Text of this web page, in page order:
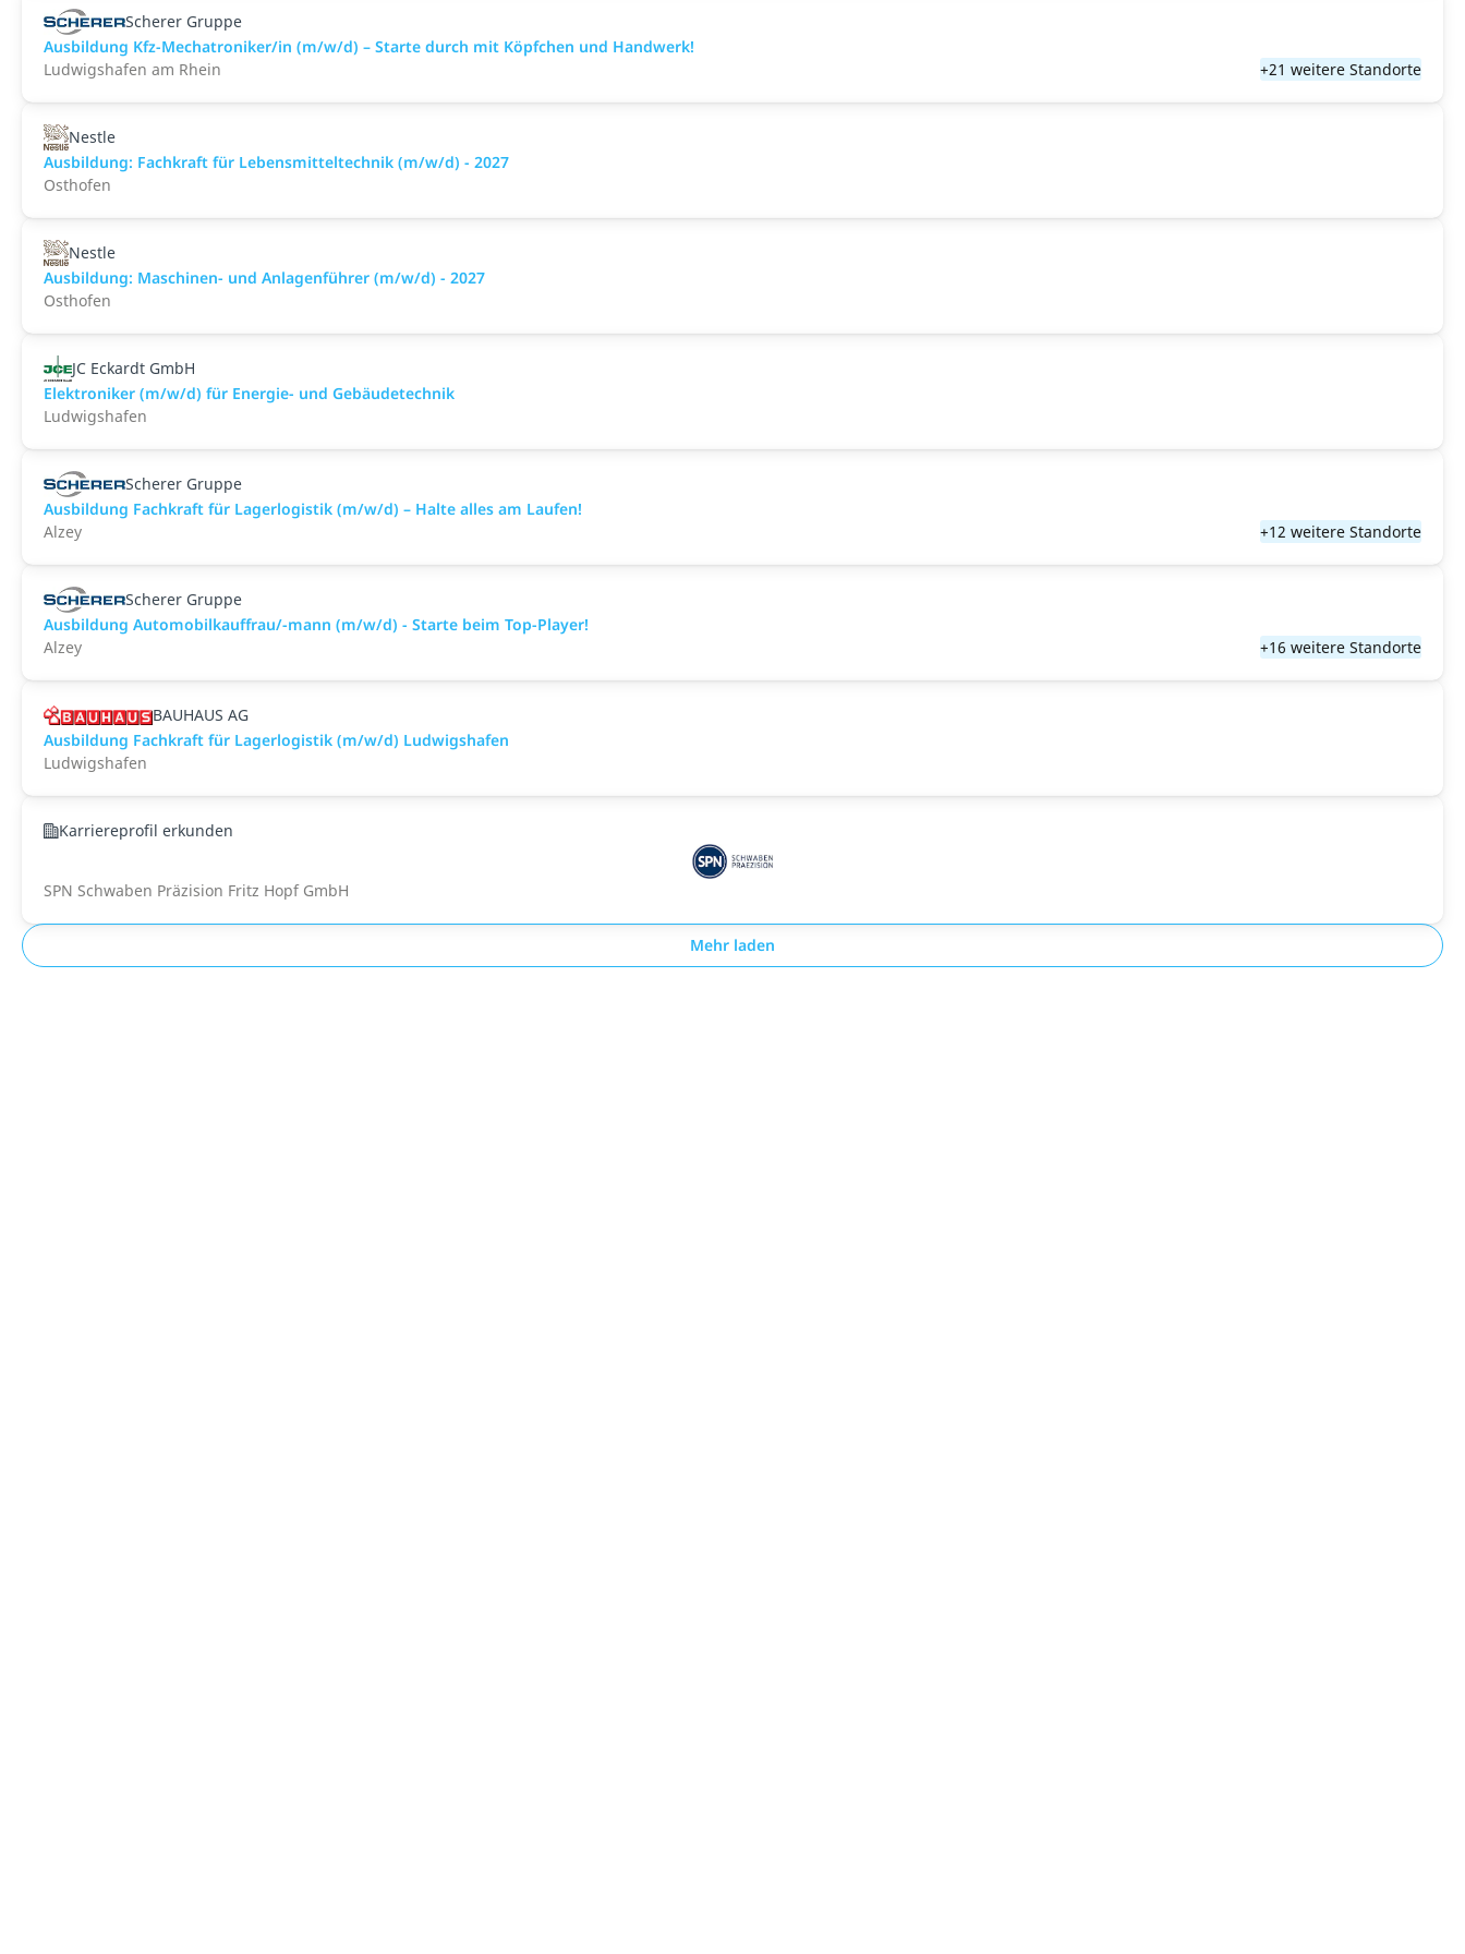
Scherer Gruppe
Ausbildung Kfz-Mechatroniker/in (m/w/d) – Starte durch mit Köpfchen und Handwerk!
Ludwigshafen am Rhein
+21 weitere Standorte
Nestle
Ausbildung: Fachkraft für Lebensmitteltechnik (m/w/d) - 2027
Osthofen
Nestle
Ausbildung: Maschinen- und Anlagenführer (m/w/d) - 2027
Osthofen
JC Eckardt GmbH
Elektroniker (m/w/d) für Energie- und Gebäudetechnik
Ludwigshafen
Scherer Gruppe
Ausbildung Fachkraft für Lagerlogistik (m/w/d) – Halte alles am Laufen!
Alzey
+12 weitere Standorte
Scherer Gruppe
Ausbildung Automobilkauffrau/-mann (m/w/d) - Starte beim Top-Player!
Alzey
+16 weitere Standorte
BAUHAUS AG
Ausbildung Fachkraft für Lagerlogistik (m/w/d) Ludwigshafen
Ludwigshafen
Karriereprofil erkunden
SPN Schwaben Präzision Fritz Hopf GmbH
Mehr laden